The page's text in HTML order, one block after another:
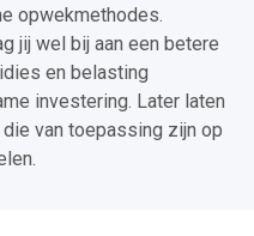
opwekmethodes.
jij wel bij aan een betere
en belasting
investering. Later laten
van toepassing zijn op